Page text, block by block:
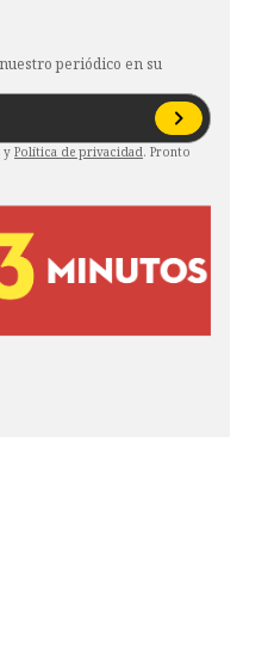
periódico en su
y Política de privacidad. Pronto